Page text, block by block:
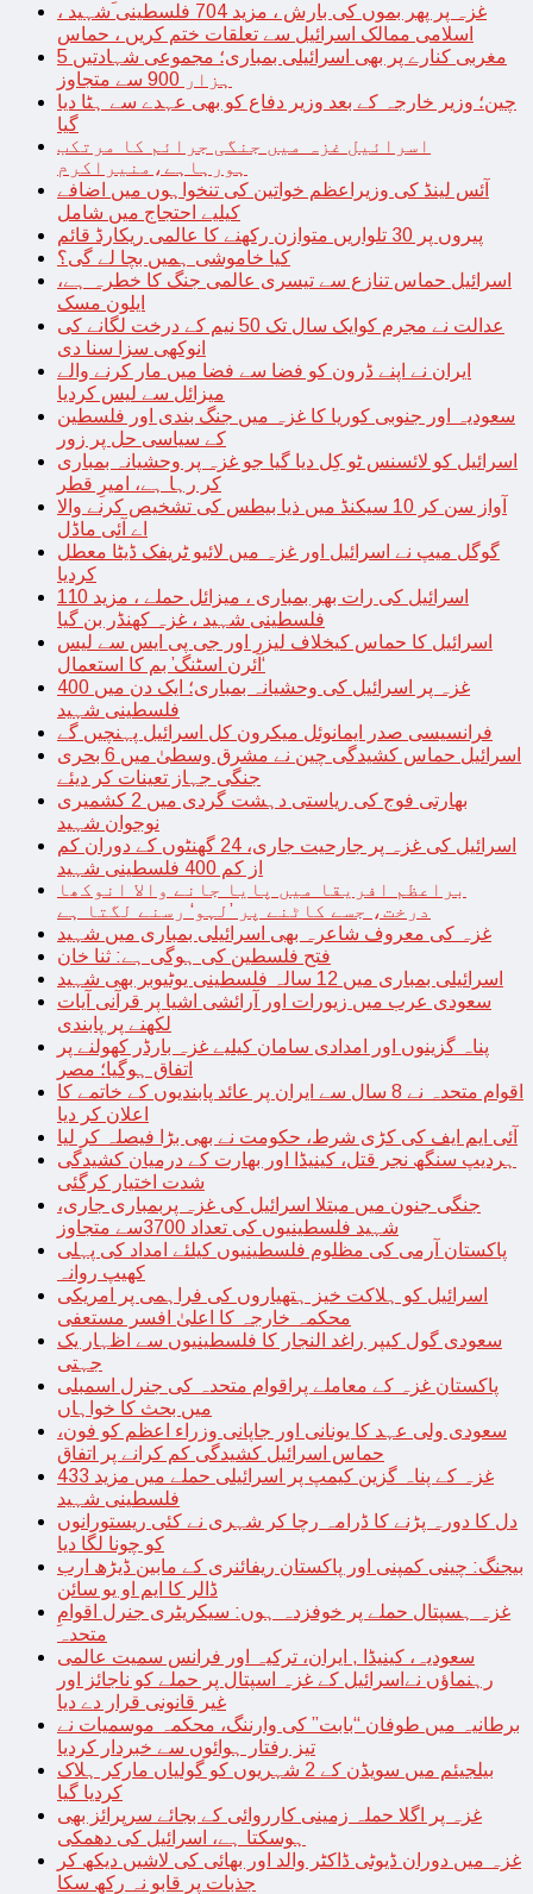
غزہ پر پھر بموں کی بارش ، مزید 704 فلسطینی شہید ،
اسلامی ممالک اسرائیل سے تعلقات ختم کریں ، حماس
مغربی کنارے پر بھی اسرائیلی بمباری؛ مجموعی شہادتیں 5
ہزار 900 سے متجاوز
چین؛ وزیر خارجہ کے بعد وزیر دفاع کو بھی عہدے سے ہٹا دیا
گیا
اسرائیل غزہ میں جنگی جرائم کا مرتکب
ہورہاہے،منیراکرم
آئس لینڈ کی وزیراعظم خواتین کی تنخواہوں میں اضافے
کیلیے احتجاج میں شامل
پیروں پر 30 تلواریں متوازن رکھنے کا عالمی ریکارڈ قائم
کیا خاموشی ہمیں بچا لے گی؟
اسرائیل حماس تنازع سے تیسری عالمی جنگ کا خطرہ ہے،
ایلون مسک
عدالت نے مجرم کوایک سال تک 50 نیم کے درخت لگانے کی
انوکھی سزا سنا دی
ایران نے اپنے ڈرون کو فضا سے فضا میں مار کرنے والے
میزائل سے لیس کردیا
سعودیہ اور جنوبی کوریا کا غزہ میں جنگ بندی اور فلسطین
کے سیاسی حل پر زور
اسرائیل کو لائسنس ٹو کِل دیا گیا جو غزہ پر وحشیانہ بمباری
کر رہا ہے، امیرِ قطر
آواز سن کر 10 سیکنڈ میں ذیا بیطس کی تشخیص کرنے والا
اے آئی ماڈل
گوگل میپ نے اسرائیل اور غزہ میں لائیو ٹریفک ڈیٹا معطل
کردیا
اسرائیل کی رات بھر بمباری ، میزائل حملے ، مزید 110
فلسطینی شہید ، غزہ کھنڈر بن گیا
اسرائیل کا حماس کیخلاف لیزر اور جی پی ایس سے لیس
‘آئرن اسٹنگ’ بم کا استعمال
غزہ پر اسرائیل کی وحشیانہ بمباری؛ ایک دن میں 400
فلسطینی شہید
فرانسیسی صدر ایمانوئل میکرون کل اسرائیل پہنچیں گے
اسرائیل حماس کشیدگی چین نے مشرق وسطیٰ میں 6 بحری
جنگی جہاز تعینات کر دیئے
بھارتی فوج کی ریاستی دہشت گردی میں 2 کشمیری
نوجوان شہید
اسرائیل کی غزہ پر جارحیت جاری، 24 گھنٹوں کے دوران کم
از کم 400 فلسطینی شہید
براعظم افریقا میں پایا جانے والا انوکھا
درخت، جسے کاٹنے پر ’لہو‘ رسنے لگتا ہے
غزہ کی معروف شاعرہ بھی اسرائیلی بمباری میں شہید
فتح فلسطین کی ہوگی ہے: ثنا خان
اسرائیلی بمباری میں 12 سالہ فلسطینی یوٹیوبر بھی شہید
سعودی عرب میں زیورات اور آرائشی اشیا پر قرآنی آیات
لکھنے پر پابندی
پناہ گزینوں اور امدادی سامان کیلیے غزہ بارڈر کھولنے پر
اتفاق ہوگیا؛ مصر
اقوام متحدہ نے 8 سال سے ایران پر عائد پابندیوں کے خاتمے کا
اعلان کر دیا
آئی ایم ایف کی کڑی شرط، حکومت نے بھی بڑا فیصلہ کر لیا
ہردیپ سنگھ نجر قتل، کینیڈا اور بھارت کے درمیان کشیدگی
شدت اختیار کرگئی
جنگی جنون میں مبتلا اسرائیل کی غزہ پربمباری جاری،
شہید فلسطینیوں کی تعداد 3700سے متجاوز
پاکستان آرمی کی مظلوم فلسطینیوں کیلئے امداد کی پہلی
کھیپ روانہ
اسرائیل کو ہلاکت خیز ہتھیاروں کی فراہمی پر امریکی
محکمہ خارجہ کا اعلیٰ افسر مستعفی
سعودی گول کیپر راغد النجار کا فلسطینیوں سے اظہار یک
جہتی
پاکستان غزہ کے معاملے پراقوام متحدہ کی جنرل اسمبلی
میں بحث کا خواہاں
سعودی ولی عہد کا یونانی اور جاپانی وزراء اعظم کو فون،
حماس اسرائیل کشیدگی کم کرانے پر اتفاق
غزہ کے پناہ گزین کیمپ پر اسرائیلی حملے میں مزید 433
فلسطینی شہید
دل کا دورہ پڑنے کا ڈرامہ رچا کر شہری نے کئی ریستورانوں
کو چونا لگا دیا
بیجنگ: چینی کمپنی اور پاکستان ریفائنری کے مابین ڈیڑھ ارب
ڈالر کا ایم او یو سائن
غزہ ہسپتال حملے پر خوفزدہ ہوں: سیکریٹری جنرل اقوامِ
متحدہ
سعودیہ، کینیڈا , ایران، ترکیہ اور فرانس سمیت عالمی
رہنماؤں نےاسرائیل کے غزہ اسپتال پر حملے کو ناجائز اور
غیر قانونی قرار دے دیا
برطانیہ میں طوفان “بابت” کی وارننگ، محکمہ موسمیات نے
تیز رفتار ہوائوں سے خبردار کردیا
بیلجیئم میں سویڈن کے 2 شہریوں کو گولیاں مارکر ہلاک
کردیا گیا
غزہ پر اگلا حملہ زمینی کارروائی کے بجائے سرپرائز بھی
ہوسکتا ہے، اسرائیل کی دھمکی
غزہ میں دوران ڈیوٹی ڈاکٹر والد اور بھائی کی لاشیں دیکھ کر
جذبات پر قابو نہ رکھ سکا